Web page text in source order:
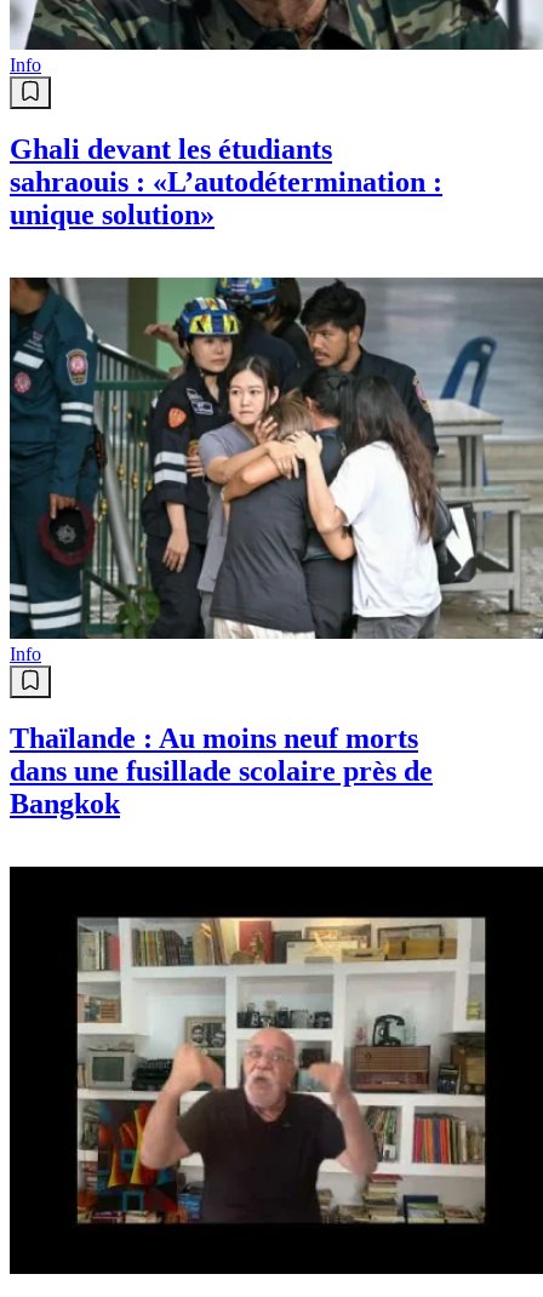
Info
Ghali devant les étudiants
sahraouis : «L’autodétermination :
unique solution»
Info
Thaïlande : Au moins neuf morts
dans une fusillade scolaire près de
Bangkok